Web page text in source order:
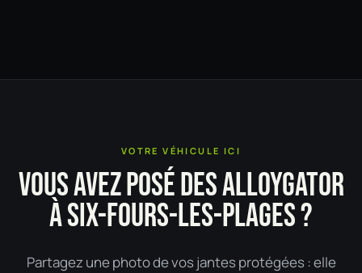
VOTRE VÉHICULE ICI
VOUS AVEZ POSÉ DES ALLOYGATOR
À SIX-FOURS-LES-PLAGES ?
Partagez une photo de vos jantes protégées : elle